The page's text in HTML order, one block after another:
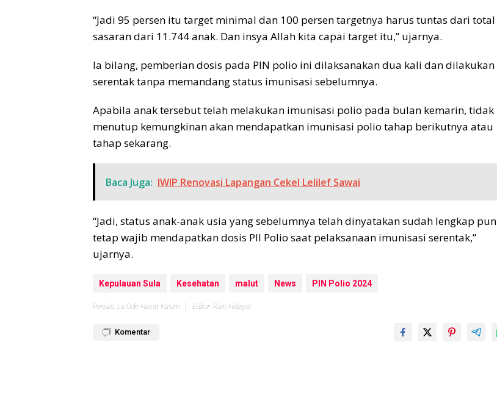
“Jadi 95 persen itu target minimal dan 100 persen targetnya harus tuntas dari total
sasaran dari 11.744 anak. Dan insya Allah kita capai target itu,” ujarnya.
Ia bilang, pemberian dosis pada PIN polio ini dilaksanakan dua kali dan dilakukan
serentak tanpa memandang status imunisasi sebelumnya.
Apabila anak tersebut telah melakukan imunisasi polio pada bulan kemarin, tidak
menutup kemungkinan akan mendapatkan imunisasi polio tahap berikutnya atau
tahap sekarang.
Baca Juga: IWIP Renovasi Lapangan Cekel Lelilef Sawai
“Jadi, status anak-anak usia yang sebelumnya telah dinyatakan sudah lengkap pun
tetap wajib mendapatkan dosis PII Polio saat pelaksanaan imunisasi serentak,”
ujarnya.
Kepulauan Sula Kesehatan malut News PIN Polio 2024
Penulis: La Ode Hizrat Kasim Editor: Rian Hidayat
Komentar